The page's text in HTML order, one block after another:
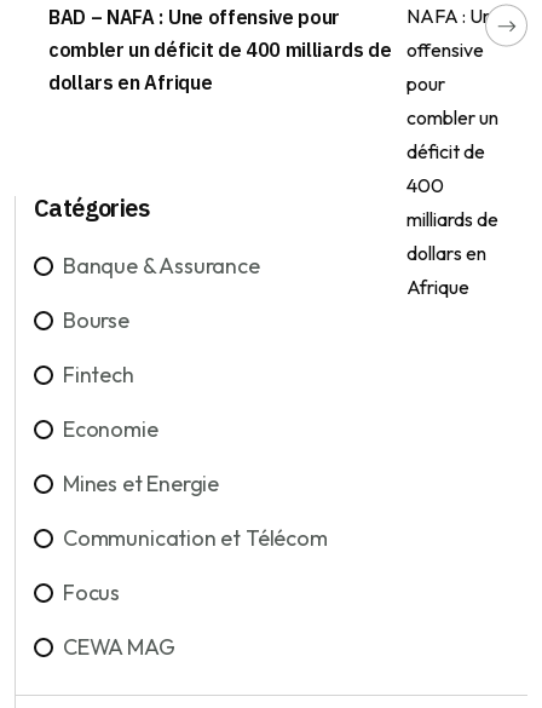
BAD – NAFA : Une offensive pour
combler un déficit de 400 milliards de
dollars en Afrique
Catégories
Banque & Assurance
Bourse
Fintech
Economie
Mines et Energie
Communication et Télécom
Focus
CEWA MAG